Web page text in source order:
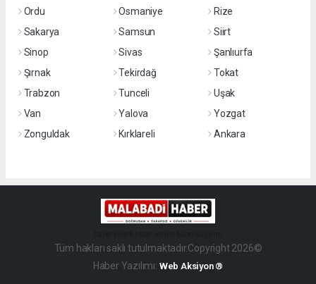
Ordu
Osmaniye
Rize
Sakarya
Samsun
Siirt
Sinop
Sivas
Şanlıurfa
Şırnak
Tekirdağ
Tokat
Trabzon
Tunceli
Uşak
Van
Yalova
Yozgat
Zonguldak
Kırklareli Ankara
Tüm hakları saklı tutulmaktadır.Copyright 2026©
Haber Yazılımı: Web Aksiyon ®